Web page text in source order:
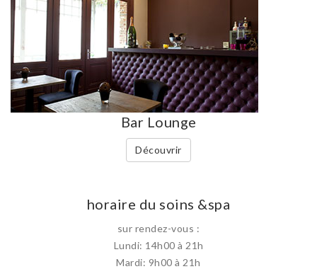
Bar Lounge
Découvrir
horaire du soins &spa
sur rendez-vous :
Lundi: 14h00 à 21h
Mardi: 9h00 à 21h